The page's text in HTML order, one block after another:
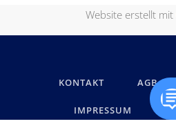
Website erstellt mit
KONTAKT AGB
IMPRESSUM